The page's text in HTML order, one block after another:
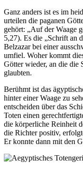
Ganz anders ist es im
urteilen die paganen
gehört: „Auf der Waage
5,27). Es die „Schrift an
Belzazar bei einer
umfiel. Woher kommt
Götter wieder, an die die
glaubten.
Berühmt ist das
hinter einer Waage zu
entscheiden über das
Toten einen
die körperliche Reinheit
die Richter positiv,
Er konnte dann mit den